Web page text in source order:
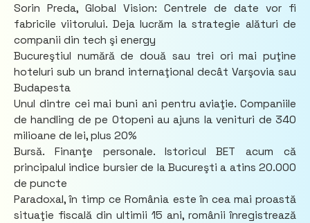
Sorin Preda, Global Vision: Centrele de date vor fi
fabricile viitorului. Deja lucrăm la strategie alături de
companii din tech şi energy
Bucureştiul numără de două sau trei ori mai puţine
hoteluri sub un brand internaţional decât Varşovia sau
Budapesta
Unul dintre cei mai buni ani pentru aviaţie. Companiile
de handling de pe Otopeni au ajuns la venituri de 340
milioane de lei, plus 20%
Bursă. Finanţe personale. Istoricul BET acum că
principalul indice bursier de la Bucureşti a atins 20.000
de puncte
Paradoxal, în timp ce România este în cea mai proastă
situaţie fiscală din ultimii 15 ani, românii înregistrează